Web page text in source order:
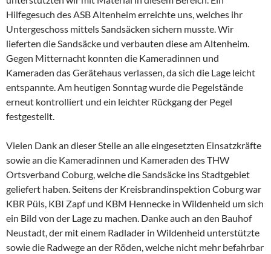
Hilfegesuch des ASB Altenheim erreichte uns, welches ihr
Untergeschoss mittels Sandsäcken sichern musste. Wir
lieferten die Sandsäcke und verbauten diese am Altenheim.
Gegen Mitternacht konnten die Kameradinnen und
Kameraden das Gerätehaus verlassen, da sich die Lage leicht
entspannte. Am heutigen Sonntag wurde die Pegelstände
erneut kontrolliert und ein leichter Rückgang der Pegel
festgestellt.
Vielen Dank an dieser Stelle an alle eingesetzten Einsatzkräfte
sowie an die Kameradinnen und Kameraden desTHW
Ortsverband Coburg, welche die Sandsäcke ins Stadtgebiet
geliefert haben. Seitens der Kreisbrandinspektion Coburgwar
KBR Püls, KBI Zapf und KBM Hennecke in Wildenheid um sich
ein Bild von der Lage zu machen. Danke auch an den Bauhof
Neustadt, der mit einem Radlader in Wildenheid unterstützte
sowie die Radwege an der Röden, welche nicht mehr befahrbar